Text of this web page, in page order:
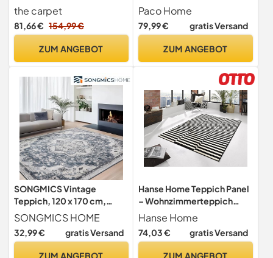
Flor, geometrisches
Muster, Konturenschnitt,
Wohnzimmer &
Kariert, Beige, 200 x 280
the carpet
81,66 € 154,99 €
ZUM ANGEBOT
Jugendzimmer Kurzflor
Modern Vintage Abstrakte
Muster, Grösse:160x230
Paco Home
79,99 € gratis Versand
ZUM ANGEBOT
SONGMICS Vintage
Teppich, 120 x 170 cm,
Wohnzimmerteppich,
Schlafzimmerteppich,
Waschbarerteppich,
SONGMICS HOME
32,99 € gratis Versand
ZUM ANGEBOT
Hanse Home Teppich Panel
– Wohnzimmerteppich
Kurzflor Streifen Design
Grafisches-Muster
Moderne Optik für
Hanse Home
74,03 € gratis Versand
ZUM ANGEBOT